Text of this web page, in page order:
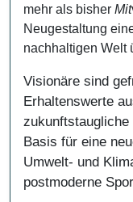
mehr als bisher Mit
Neugestaltung
nachhaltigen Welt
Visionäre sind
Erhaltenswerte
zukunftstaugliche
Basis für eine
Umwelt- und
postmoderne